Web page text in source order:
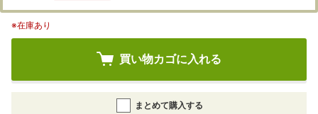
※在庫あり
買い物カゴに入れる
まとめて購入する